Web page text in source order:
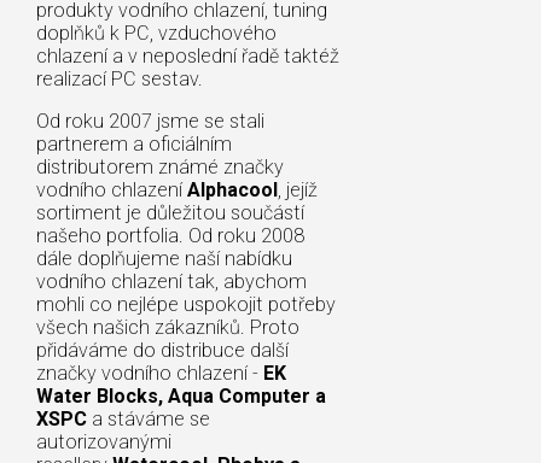
produkty vodního chlazení, tuning
doplňků k PC, vzduchového
chlazení a v neposlední řadě taktéž
realizací PC sestav.
Od roku 2007 jsme se stali
partnerem a oficiálním
distributorem známé značky
vodního chlazení Alphacool, jejíž
sortiment je důležitou součástí
našeho portfolia. Od roku 2008
dále doplňujeme naší nabídku
vodního chlazení tak, abychom
mohli co nejlépe uspokojit potřeby
všech našich zákazníků. Proto
přidáváme do distribuce další
značky vodního chlazení - EK
Water Blocks, Aqua Computer a
XSPC a stáváme se
autorizovanými